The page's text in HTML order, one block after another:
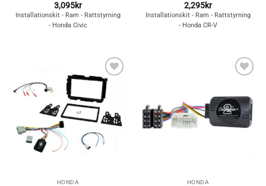
3,095kr
Installationskit - Ram - Rattstyrning
- Honda Civic
2,295kr
Installationskit - Ram - Rattstyrning
- Honda CR-V
Lägg till i
önskelistan
HONDA
önskelistan
HONDA